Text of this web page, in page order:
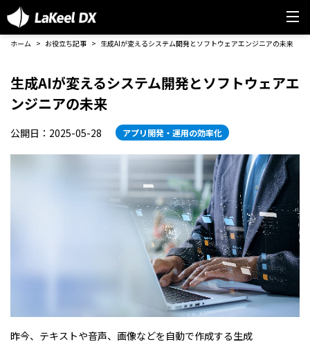
ホーム お役立ち記事 生成AIが変えるシステム開発とソフトウェアエンジニアの未来
生成AIが変えるシステム開発とソフトウェアエ
ンジニアの未来
公開日：2025-05-28 アプリ開発・運用の効率化
昨今、テキストや音声、画像などを自動で作成する生成